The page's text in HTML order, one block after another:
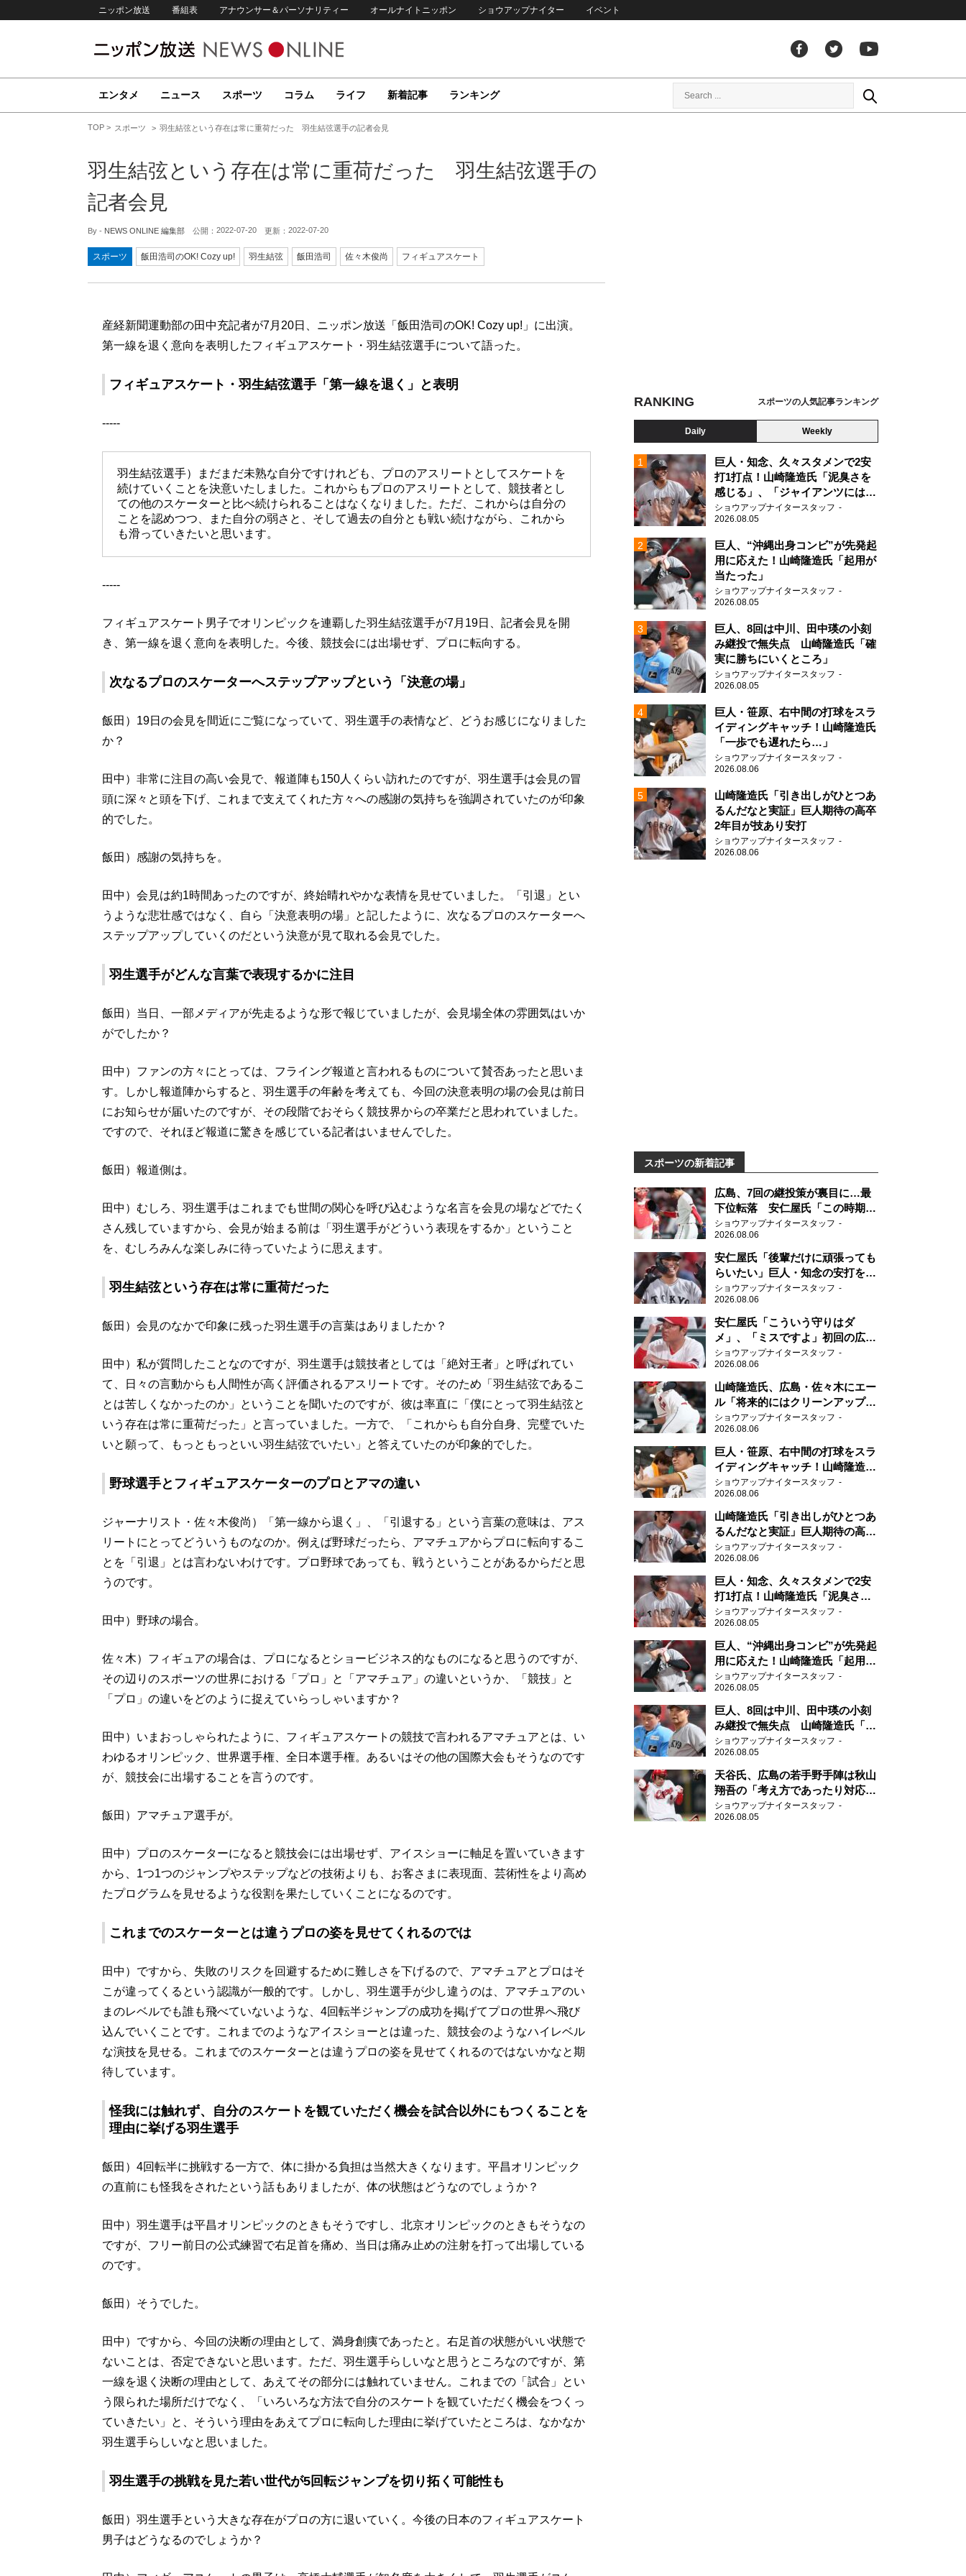
ニッポン放送 番組表 アナウンサー＆パーソナリティー オールナイトニッポン ショウアップナイター イベント
エンタメ ニュース スポーツ コラム ライフ 新着記事 ランキング
TOP スポーツ 羽生結弦という存在は常に重荷だった 羽生結弦選手の記者会見
羽生結弦という存在は常に重荷だった 羽生結弦選手の
記者会見
By - NEWS ONLINE 編集部 公開： 2022-07-20 更新： 2022-07-20
スポーツ 飯田浩司のOK! Cozy up! 羽生結弦 飯田浩司 佐々木俊尚 フィギュアスケート
産経新聞運動部の田中充記者が7月20日、ニッポン放送「飯田浩司のOK! Cozy up!」に出演。
第一線を退く意向を表明したフィギュアスケート・羽生結弦選手について語った。
フィギュアスケート・羽生結弦選手「第一線を退く」と表明
-----
羽生結弦選手）まだまだ未熟な自分ですけれども、プロのアスリートとしてスケートを
続けていくことを決意いたしました。これからもプロのアスリートとして、競技者とし
ての他のスケーターと比べ続けられることはなくなりました。ただ、これからは自分の
ことを認めつつ、また自分の弱さと、そして過去の自分とも戦い続けながら、これから
も滑っていきたいと思います。
-----
フィギュアスケート男子でオリンピックを連覇した羽生結弦選手が7月19日、記者会見を開
き、第一線を退く意向を表明した。今後、競技会には出場せず、プロに転向する。
次なるプロのスケーターへステップアップという「決意の場」
飯田）19日の会見を間近にご覧になっていて、羽生選手の表情など、どうお感じになりました
か？
田中）非常に注目の高い会見で、報道陣も150人くらい訪れたのですが、羽生選手は会見の冒
頭に深々と頭を下げ、これまで支えてくれた方々への感謝の気持ちを強調されていたのが印象
的でした。
飯田）感謝の気持ちを。
田中）会見は約1時間あったのですが、終始晴れやかな表情を見せていました。「引退」とい
うような悲壮感ではなく、自ら「決意表明の場」と記したように、次なるプロのスケーターへ
ステップアップしていくのだという決意が見て取れる会見でした。
羽生選手がどんな言葉で表現するかに注目
飯田）当日、一部メディアが先走るような形で報じていましたが、会見場全体の雰囲気はいか
がでしたか？
田中）ファンの方々にとっては、フライング報道と言われるものについて賛否あったと思いま
す。しかし報道陣からすると、羽生選手の年齢を考えても、今回の決意表明の場の会見は前日
にお知らせが届いたのですが、その段階でおそらく競技界からの卒業だと思われていました。
ですので、それほど報道に驚きを感じている記者はいませんでした。
飯田）報道側は。
田中）むしろ、羽生選手はこれまでも世間の関心を呼び込むような名言を会見の場などでたく
さん残していますから、会見が始まる前は「羽生選手がどういう表現をするか」ということ
を、むしろみんな楽しみに待っていたように思えます。
羽生結弦という存在は常に重荷だった
飯田）会見のなかで印象に残った羽生選手の言葉はありましたか？
田中）私が質問したことなのですが、羽生選手は競技者としては「絶対王者」と呼ばれてい
て、日々の言動からも人間性が高く評価されるアスリートです。そのため「羽生結弦であるこ
とは苦しくなかったのか」ということを聞いたのですが、彼は率直に「僕にとって羽生結弦と
いう存在は常に重荷だった」と言っていました。一方で、「これからも自分自身、完璧でいた
いと願って、もっともっといい羽生結弦でいたい」と答えていたのが印象的でした。
野球選手とフィギュアスケーターのプロとアマの違い
ジャーナリスト・佐々木俊尚）「第一線から退く」、「引退する」という言葉の意味は、アス
リートにとってどういうものなのか。例えば野球だったら、アマチュアからプロに転向するこ
とを「引退」とは言わないわけです。プロ野球であっても、戦うということがあるからだと思
うのです。
田中）野球の場合。
佐々木）フィギュアの場合は、プロになるとショービジネス的なものになると思うのですが、
その辺りのスポーツの世界における「プロ」と「アマチュア」の違いというか、「競技」と
「プロ」の違いをどのように捉えていらっしゃいますか？
田中）いまおっしゃられたように、フィギュアスケートの競技で言われるアマチュアとは、い
わゆるオリンピック、世界選手権、全日本選手権。あるいはその他の国際大会もそうなのです
が、競技会に出場することを言うのです。
飯田）アマチュア選手が。
田中）プロのスケーターになると競技会には出場せず、アイスショーに軸足を置いていきます
から、1つ1つのジャンプやステップなどの技術よりも、お客さまに表現面、芸術性をより高め
たプログラムを見せるような役割を果たしていくことになるのです。
これまでのスケーターとは違うプロの姿を見せてくれるのでは
田中）ですから、失敗のリスクを回避するために難しさを下げるので、アマチュアとプロはそ
こが違ってくるという認識が一般的です。しかし、羽生選手が少し違うのは、アマチュアのい
まのレベルでも誰も飛べていないような、4回転半ジャンプの成功を掲げてプロの世界へ飛び
込んでいくことです。これまでのようなアイスショーとは違った、競技会のようなハイレベル
な演技を見せる。これまでのスケーターとは違うプロの姿を見せてくれるのではないかなと期
待しています。
怪我には触れず、自分のスケートを観ていただく機会を試合以外にもつくることを
理由に挙げる羽生選手
飯田）4回転半に挑戦する一方で、体に掛かる負担は当然大きくなります。平昌オリンピック
の直前にも怪我をされたという話もありましたが、体の状態はどうなのでしょうか？
田中）羽生選手は平昌オリンピックのときもそうですし、北京オリンピックのときもそうなの
ですが、フリー前日の公式練習で右足首を痛め、当日は痛み止めの注射を打って出場している
のです。
飯田）そうでした。
田中）ですから、今回の決断の理由として、満身創痍であったと。右足首の状態がいい状態で
ないことは、否定できないと思います。ただ、羽生選手らしいなと思うところなのですが、第
一線を退く決断の理由として、あえてその部分には触れていません。これまでの「試合」とい
う限られた場所だけでなく、「いろいろな方法で自分のスケートを観ていただく機会をつくっ
ていきたい」と、そういう理由をあえてプロに転向した理由に挙げていたところは、なかなか
羽生選手らしいなと思いました。
羽生選手の挑戦を見た若い世代が5回転ジャンプを切り拓く可能性も
飯田）羽生選手という大きな存在がプロの方に退いていく。今後の日本のフィギュアスケート
男子はどうなるのでしょうか？
RANKING スポーツの人気記事ランキング
Daily Weekly
巨人・知念、久々スタメンで2安
打1打点！山崎隆造氏「泥臭さを
感じる」、「ジャイアンツには少
ないタイプ」
ショウアップナイタースタッフ
2026.08.05
巨人、“沖縄出身コンビ”が先発起
用に応えた！山崎隆造氏「起用が
当たった」
ショウアップナイタースタッフ
2026.08.05
巨人、8回は中川、田中瑛の小刻
み継投で無失点 山崎隆造氏「確
実に勝ちにいくところ」
ショウアップナイタースタッフ
2026.08.05
巨人・笹原、右中間の打球をスラ
イディングキャッチ！山崎隆造氏
「一歩でも遅れたら…」
ショウアップナイタースタッフ
2026.08.06
山崎隆造氏「引き出しがひとつあ
るんだなと実証」巨人期待の高卒
2年目が技あり安打
ショウアップナイタースタッフ
2026.08.06
スポーツの新着記事
広島、7回の継投策が裏目に…最
下位転落 安仁屋氏「この時期に
来て勉強はない」
ショウアップナイタースタッフ
2026.08.06
安仁屋氏「後輩だけに頑張っても
らいたい」巨人・知念の安打を喜
ぶ
ショウアップナイタースタッフ
2026.08.06
安仁屋氏「こういう守りはダ
メ」、「ミスですよ」初回の広島
の守備に苦言
ショウアップナイタースタッフ
2026.08.06
山崎隆造氏、広島・佐々木にエー
ル「将来的にはクリーンアップを
任せられるくらいまでは成長し
て」
ショウアップナイタースタッフ
2026.08.06
巨人・笹原、右中間の打球をスラ
イディングキャッチ！山崎隆造氏
「一歩でも遅れたら…」
ショウアップナイタースタッフ
2026.08.06
山崎隆造氏「引き出しがひとつあ
るんだなと実証」巨人期待の高卒
2年目が技あり安打
ショウアップナイタースタッフ
2026.08.06
巨人・知念、久々スタメンで2安
打1打点！山崎隆造氏「泥臭さを
感じる」、「ジャイアンツには少
ないタイプ」
ショウアップナイタースタッフ
2026.08.05
巨人、“沖縄出身コンビ”が先発起
用に応えた！山崎隆造氏「起用が
当たった」
ショウアップナイタースタッフ
2026.08.05
巨人、8回は中川、田中瑛の小刻
み継投で無失点 山崎隆造氏「確
実に勝ちにいくところ」
ショウアップナイタースタッフ
2026.08.05
天谷氏、広島の若手野手陣は秋山
翔吾の「考え方であったり対応力
を勉強して」
ショウアップナイタースタッフ
2026.08.05